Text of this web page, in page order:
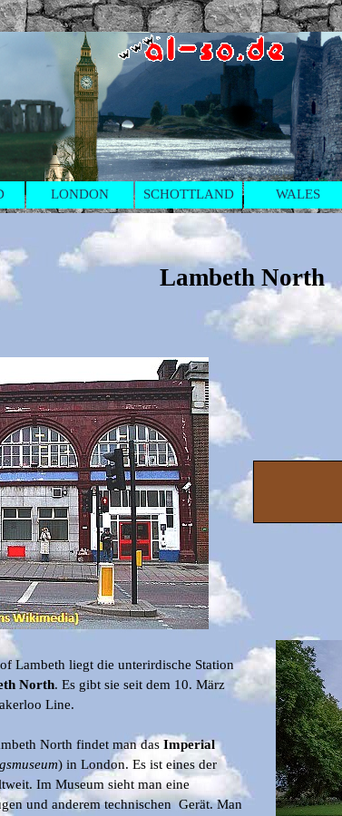
LONDON SCHOTTLAND WALES
Lambeth North
Lambeth liegt die unterirdische Station
North. Es gibt sie seit dem 10. März
Line.
North findet man das Imperial
) in London. Es ist eines der
Im Museum sieht man eine
und anderem technischen Gerät. Man